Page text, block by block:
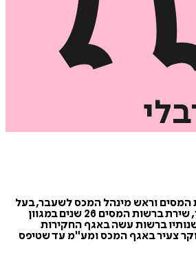
המסים וראש מינהל המכס לשעבר, בעל
תואר שני במינהל ציבורי, שירת ברשות המסים 26 שנים במגוון
ברשות עשה באגף החקירות
צעיר באגף המכס ומע"מ עד שטיפס